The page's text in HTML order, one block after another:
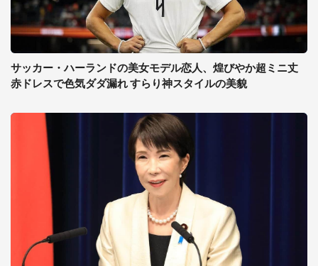
サッカー・ハーランドの美女モデル恋人、煌びやか超ミニ丈
赤ドレスで色気ダダ漏れ すらり神スタイルの美貌